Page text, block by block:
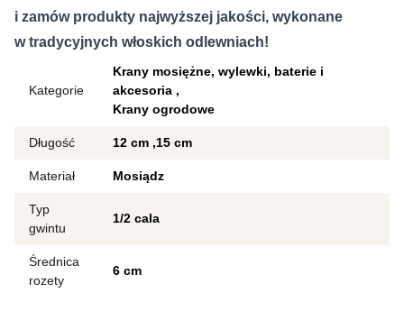
i zamów produkty najwyższej jakości, wykonane
w tradycyjnych włoskich odlewniach!
Kategorie
Krany mosiężne, wylewki, baterie i
akcesoria
Krany ogrodowe
Długość 12 cm 15 cm
Materiał Mosiądz
Typ
gwintu
1/2 cala
Średnica
rozety
6 cm